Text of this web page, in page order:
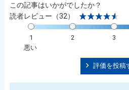
この記事はいかがでしたか？
読者レビュー（32）
1 2 3
悪い
評価を投稿